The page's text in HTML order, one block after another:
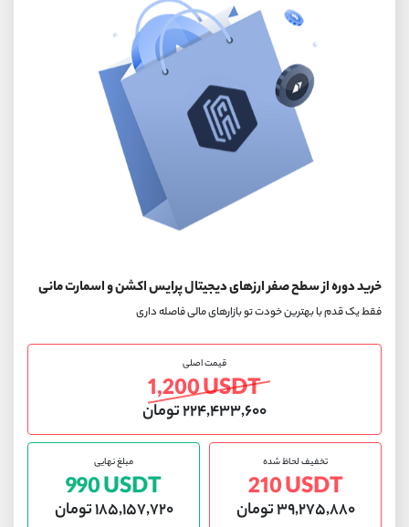
خرید دوره از سطح صفر ارزهای دیجیتال پرایس اکشن و اسمارت مانی
فقط یک قدم با بهترین خودت تو بازارهای مالی فاصله داری
قیمت اصلی
1,200 USDT
۲۲۴,۴۳۳,۶۰۰ تومان
تخفیف لحاظ شده
210 USDT
۳۹,۲۷۵,۸۸۰ تومان
مبلغ نهایی
990 USDT
۱۸۵,۱۵۷,۷۲۰ تومان